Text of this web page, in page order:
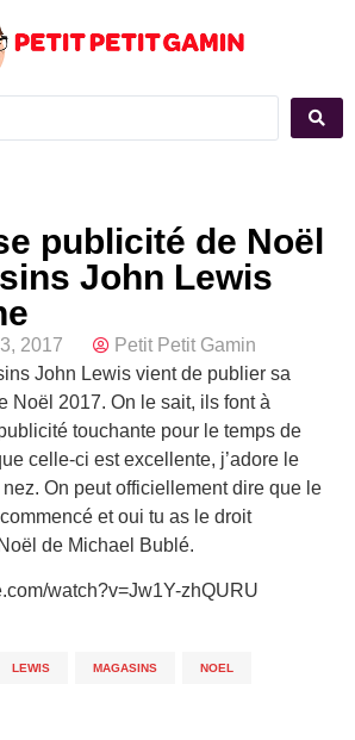
publicité de Noël
John Lewis
2017
Petit Petit Gamin
John Lewis vient de publier sa
Noël 2017. On le sait, ils font à
touchante pour le temps de
celle-ci est excellente, j’adore le
On peut officiellement dire que le
et oui tu as le droit
de Michael Bublé.
watch?v=Jw1Y-zhQURU
LEWIS MAGASINS NOEL